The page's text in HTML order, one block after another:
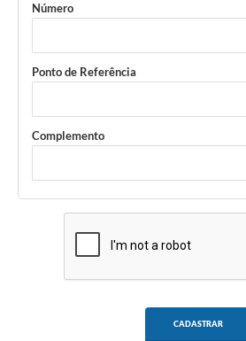
Número
Ponto de Referência
Complemento
CADASTRAR